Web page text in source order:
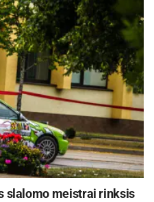
slalomo meistrai rinksis